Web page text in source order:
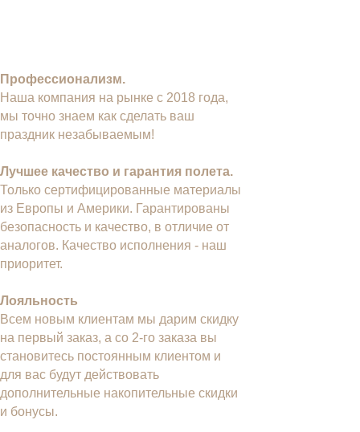
Профессионализм.
Наша компания на рынке с 2018 года,
мы точно знаем как сделать ваш
праздник незабываемым!
Лучшее качество и гарантия полета.
Только сертифицированные материалы
из Европы и Америки. Гарантированы
безопасность и качество, в отличие от
аналогов. Качество исполнения - наш
приоритет.
Лояльность
Всем новым клиентам мы дарим скидку
на первый заказ, а со 2-го заказа вы
становитесь постоянным клиентом и
для вас будут действовать
дополнительные накопительные скидки
и бонусы.